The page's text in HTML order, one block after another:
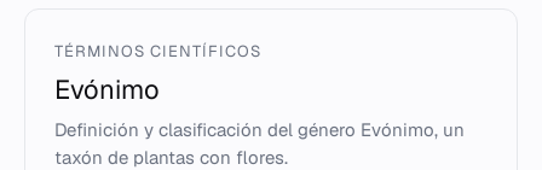
TÉRMINOS CIENTÍFICOS
Evónimo
Definición y clasificación del género Evónimo, un
taxón de plantas con flores.